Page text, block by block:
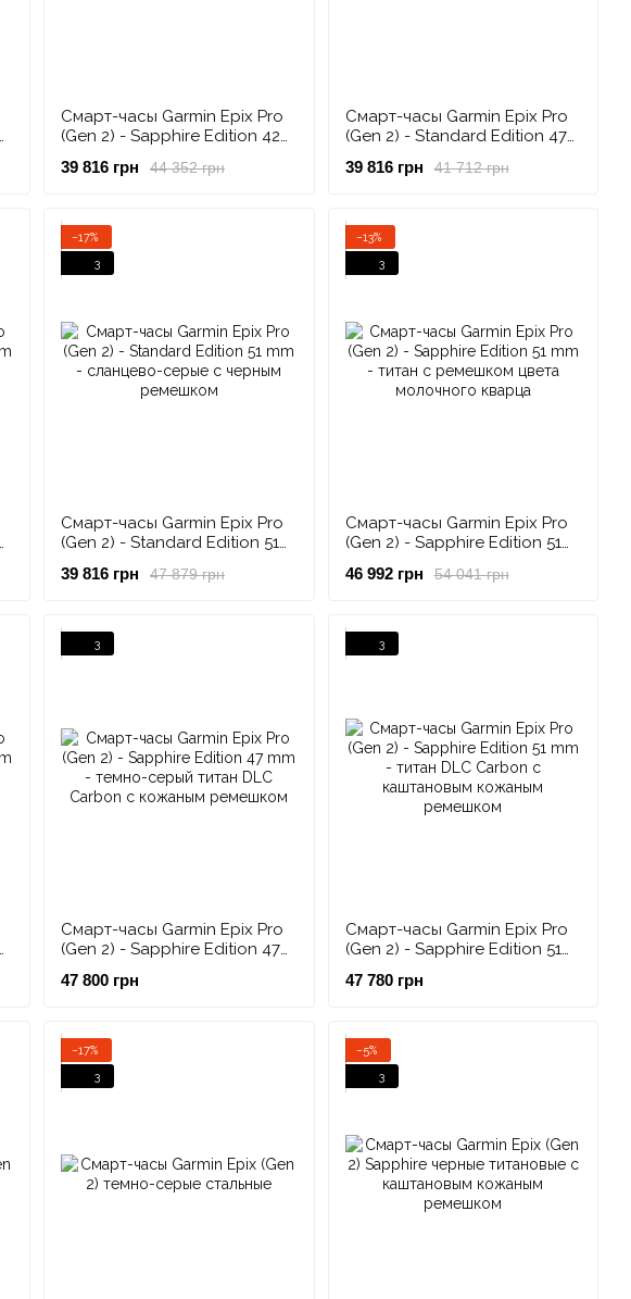
Смарт-часы Garmin Epix Pro
(Gen 2) - Sapphire Edition 42
Carbon с черным ремешком
44 352 грн
39 816 грн
Смарт-часы Garmin Epix Pro
(Gen 2) - Standard Edition 47
черным ремешком
41 712 грн
39 816 грн
−17%
3
Смарт-часы Garmin Epix Pro
(Gen 2) - Standard Edition 51
черным ремешком
47 879 грн
39 816 грн
−13%
3
Смарт-часы Garmin Epix Pro
(Gen 2) - Sapphire Edition 51
цвета молочного кварца
54 041 грн
46 992 грн
3
Смарт-часы Garmin Epix Pro
(Gen 2) - Sapphire Edition 47
Carbon с кожаным
47 800 грн
3
Смарт-часы Garmin Epix Pro
(Gen 2) - Sapphire Edition 51
каштановым кожаным
47 780 грн
−17%
3
−5%
3